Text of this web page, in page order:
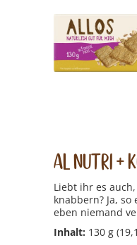
AL Nutri +
Liebt ihr es
knabbern? Ja,
eben niemand
wir auch
naschen, haben
Inhalt: 130 g